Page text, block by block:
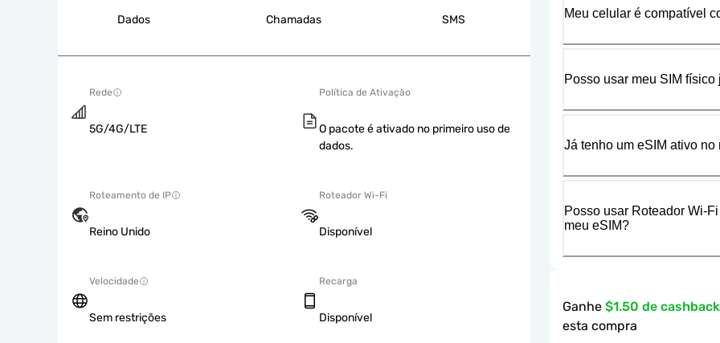
Dados Chamadas SMS
Rede
5G/4G/LTE
Política de Ativação
O pacote é ativado no primeiro uso de
dados.
Roteamento de IP
Reino Unido
Roteador Wi-Fi
Disponível
Velocidade
Sem restrições
Recarga
Disponível
Meu celular é compatível
Posso usar meu SIM
Já tenho um eSIM ativo
Posso usar Roteador Wi-
meu eSIM?
Ganhe $1.50 de
esta compra